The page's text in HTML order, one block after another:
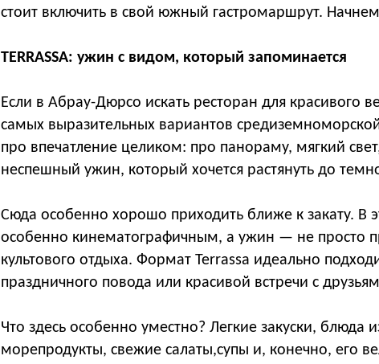
стоит включить в свой южный гастромаршрут.
TERRASSA: ужин с видом, который запоминается
Если в Абрау-Дюрсо искать ресторан для красивого
самых выразительных вариантов
про впечатление целиком: про панораму, мягкий
неспешный ужин, который хочется растянуть до
Сюда особенно хорошо приходить ближе к закату. В
особенно кинематографичным, а ужин — не просто
культового отдыха. Формат Terrassa идеально
праздничного повода или красивой встречи с
Что здесь особенно уместно? Легкие закуски,
морепродукты, свежие салаты,супы и, конечно, его